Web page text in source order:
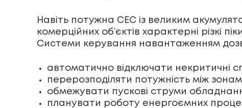
Навіть потужна СЕС із великим
комерційних об’єктів характерні різкі
Системи керування навантаженням
автоматично відключати некритичні
перерозподіляти потужність між
обмежувати пускові струми
планувати роботу енергоємних